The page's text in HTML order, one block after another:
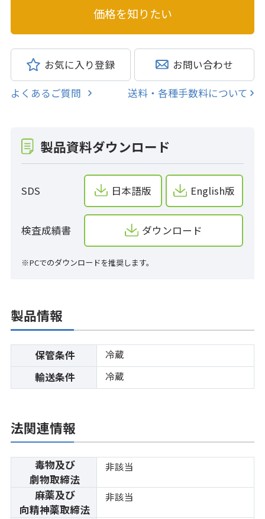
お気に入り登録 お問い合わせ
よくあるご質問 送料・各種手数料について
製品資料ダウンロード
SDS 日本語版 English版
検査成績書 ダウンロード
※PCでのダウンロードを推奨します。
製品情報
保管条件 冷蔵
輸送条件 冷蔵
法関連情報
毒物及び
劇物取締法
非該当
麻薬及び
向精神薬取締法
非該当